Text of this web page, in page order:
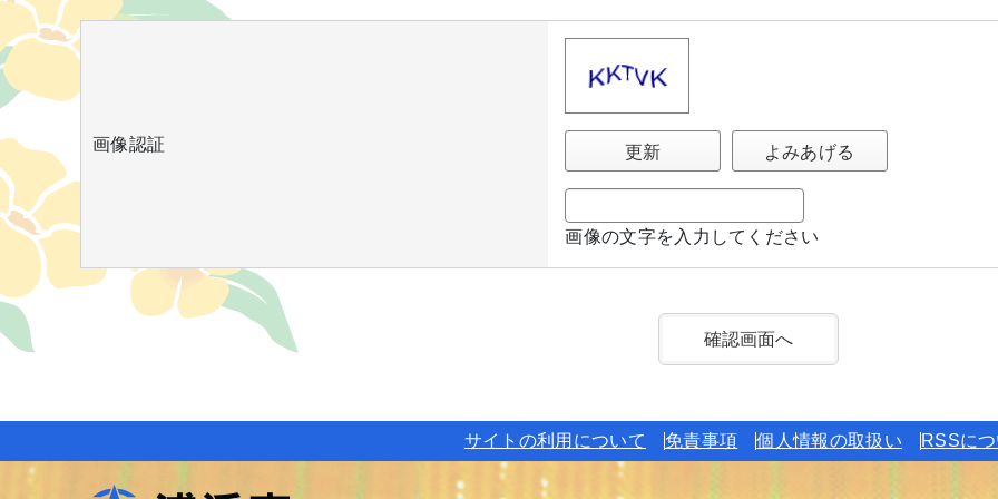
画像認証 更新 よみあげる
画像の文字を入力してください
サイトの利用について 免責事項 個人情報の取扱い RSSに